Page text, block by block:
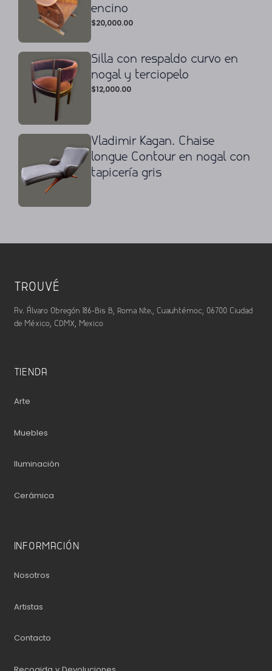
encino
$20,000.00
Silla con respaldo curvo en
nogal y terciopelo
$12,000.00
Vladimir Kagan. Chaise
longue Contour en nogal con
tapicería gris
TROUVÉ
Av. Álvaro Obregón 186-Bis B, Roma Nte., Cuauhtémoc, 06700 Ciudad
de México, CDMX, Mexico
TIENDA
Arte
Muebles
Iluminación
Cerámica
INFORMACIÓN
Nosotros
Artistas
Contacto